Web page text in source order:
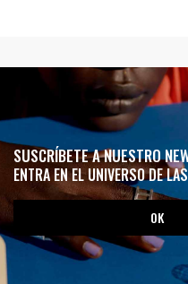
SUSCRÍBETE A NUESTRO
ENTRA EN EL UNIVERSO DE